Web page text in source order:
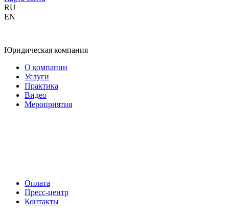
RU
EN
Юридическая компания
О компании
Услуги
Практика
Видео
Мероприятия
Оплата
Пресс-центр
Контакты